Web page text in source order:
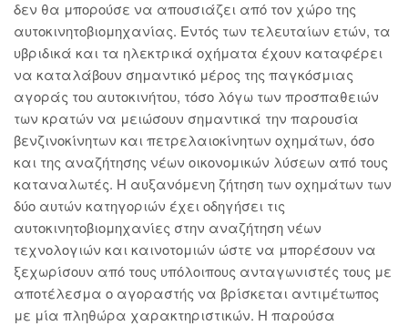
δεν θα μπορούσε να απουσιάζει από τον χώρο της
αυτοκινητοβιομηχανίας. Εντός των τελευταίων ετών, τα
υβριδικά και τα ηλεκτρικά οχήματα έχουν καταφέρει
να καταλάβουν σημαντικό μέρος της παγκόσμιας
αγοράς του αυτοκινήτου, τόσο λόγω των προσπαθειών
των κρατών να μειώσουν σημαντικά την παρουσία
βενζινοκίνητων και πετρελαιοκίνητων οχημάτων, όσο
και της αναζήτησης νέων οικονομικών λύσεων από τους
καταναλωτές. Η αυξανόμενη ζήτηση των οχημάτων των
δύο αυτών κατηγοριών έχει οδηγήσει τις
αυτοκινητοβιομηχανίες στην αναζήτηση νέων
τεχνολογιών και καινοτομιών ώστε να μπορέσουν να
ξεχωρίσουν από τους υπόλοιπους ανταγωνιστές τους με
αποτέλεσμα ο αγοραστής να βρίσκεται αντιμέτωπος
με μία πληθώρα χαρακτηριστικών. Η παρούσα